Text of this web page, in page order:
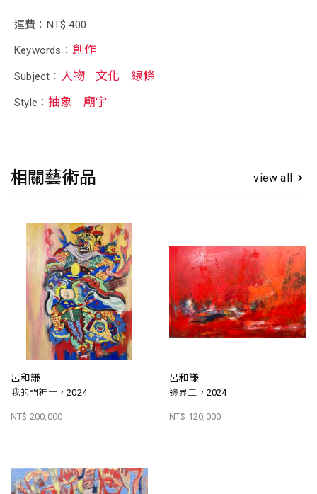
運費：NT$ 400
Keywords： 創作
Subject： 人物 文化 線條
Style：抽象 廟宇
相關藝術品 view all
呂和謙
我的門神一，2024
NT$ 200,000
呂和謙
邊界二，2024
NT$ 120,000